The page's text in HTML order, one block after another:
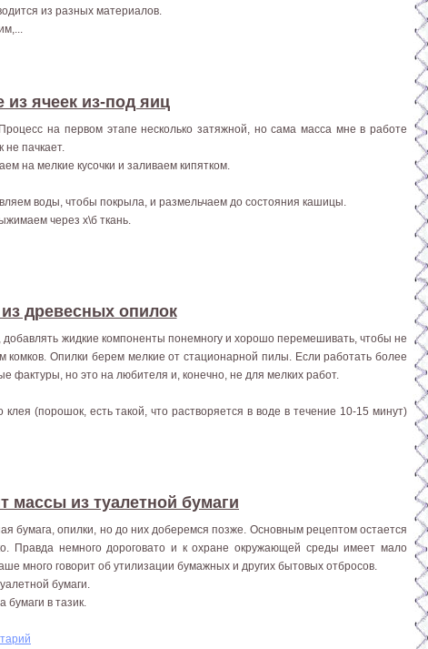
из разных материалов.
ячеек из-под яиц
на первом этапе несколько затяжной, но сама масса мне в работе
не пачкает.
на мелкие кусочки и заливаем кипятком.
воды, чтобы покрыла, и размельчаем до состояния кашицы.
через х\б ткань.
древесных опилок
добавлять жидкие компоненты понемногу и хорошо перемешивать, чтобы не
комков. Опилки берем мелкие от стационарной пилы. Если работать более
фактуры, но это на любителя и, конечно, не для мелких работ.
клея (порошок, есть такой, что растворяется в воде в течение 10-15 минут)
массы из туалетной бумаги
бумага, опилки, но до них доберемся позже. Основным рецептом остается
Правда немного дороговато и к охране окружающей среды имеет мало
много говорит об утилизации бумажных и других бытовых отбросов.
бумаги.
бумаги в тазик.